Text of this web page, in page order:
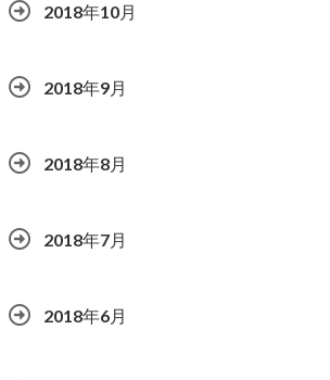
2018年10月
2018年9月
2018年8月
2018年7月
2018年6月